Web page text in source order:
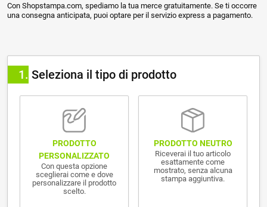
Con Shopstampa.com, spediamo la tua merce gratuitamente. Se ti occorre
una consegna anticipata, puoi optare per il servizio express a pagamento.
1 Seleziona il tipo di prodotto
PRODOTTO
PERSONALIZZATO
Con questa opzione
sceglierai come e dove
personalizzare il prodotto
scelto.
PRODOTTO NEUTRO
Riceverai il tuo articolo
esattamente come
mostrato, senza alcuna
stampa aggiuntiva.